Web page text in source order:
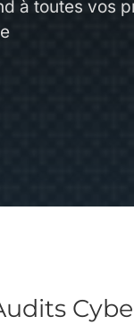
à toutes vos